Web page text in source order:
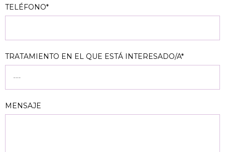
TELÉFONO*
TRATAMIENTO EN EL QUE ESTÁ INTERESADO/A*
MENSAJE